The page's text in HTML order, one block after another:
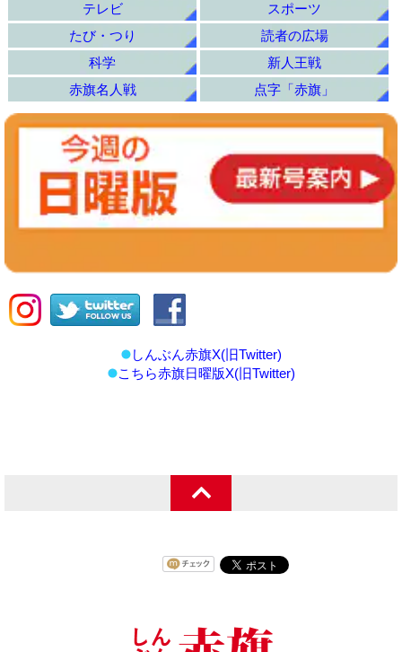
テレビ
スポーツ
たび・つり
読者の広場
科学
新人王戦
赤旗名人戦
点字「赤旗」
しんぶん赤旗X(旧Twitter)
こちら赤旗日曜版X(旧Twitter)